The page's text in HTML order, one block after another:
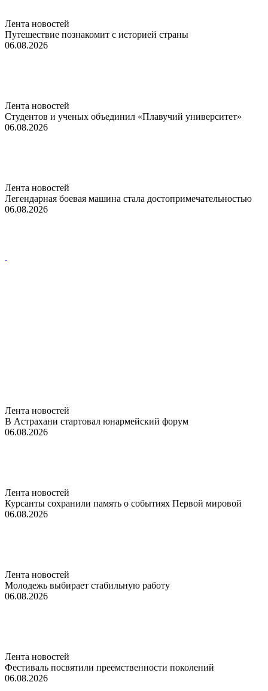
Лента новостей
Путешествие познакомит с историей страны
06.08.2026
Лента новостей
Студентов и ученых объединил «Плавучий университет»
06.08.2026
Лента новостей
Легендарная боевая машина стала достопримечательностью
06.08.2026
Лента новостей
В Астрахани стартовал юнармейский форум
06.08.2026
Лента новостей
Курсанты сохранили память о событиях Первой мировой
06.08.2026
Лента новостей
Молодежь выбирает стабильную работу
06.08.2026
Лента новостей
Фестиваль посвятили преемственности поколений
06.08.2026